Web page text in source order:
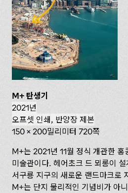
M+ 탄생기
2021년
오프셋 인쇄, 반양장 제본
150 x 200밀리미터 720쪽
M+는 2021년 11월 정식 개관한 홍
미술관이다. 헤어초크 드 뫼롱이
서구룡 지구의 새로운 랜드마크로
M+는 단지 물리적인 기념비가 아